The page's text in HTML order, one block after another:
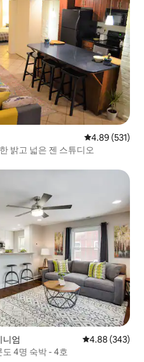
평점 4.89점(5
4.89 (531)
밝고 넓은 젠 스튜디오
엄 평점 4.88점(5
4.88 (343)
4명 숙박 - 4호